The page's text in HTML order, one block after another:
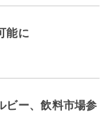
能に
ビー、飲料市場参